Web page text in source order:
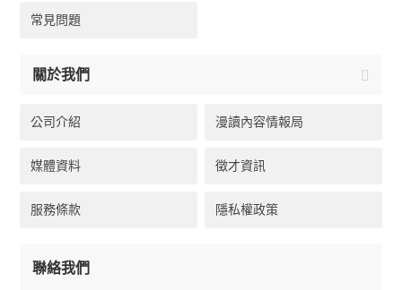
常見問題
關於我們
公司介紹 漫讀內容情報局
媒體資料 徵才資訊
服務條款 隱私權政策
聯絡我們